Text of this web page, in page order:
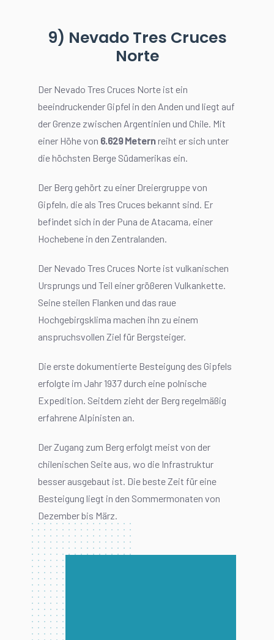
9) Nevado Tres Cruces
Norte
Der Nevado Tres Cruces Norte ist ein
beeindruckender Gipfel in den Anden und liegt auf
der Grenze zwischen Argentinien und Chile. Mit
einer Höhe von 6.629 Meternreiht er sich unter
die höchsten Berge Südamerikas ein.
Der Berg gehört zu einer Dreiergruppe von
Gipfeln, die als Tres Cruces bekannt sind. Er
befindet sich in der Puna de Atacama, einer
Hochebene in den Zentralanden.
Der Nevado Tres Cruces Norte ist vulkanischen
Ursprungs und Teil einer größeren Vulkankette.
Seine steilen Flanken und das raue
Hochgebirgsklima machen ihn zu einem
anspruchsvollen Ziel für Bergsteiger.
Die erste dokumentierte Besteigung des Gipfels
erfolgte im Jahr 1937 durch eine polnische
Expedition. Seitdem zieht der Berg regelmäßig
erfahrene Alpinisten an.
Der Zugang zum Berg erfolgt meist von der
chilenischen Seite aus, wo die Infrastruktur
besser ausgebaut ist. Die beste Zeit für eine
Besteigung liegt in den Sommermonaten von
Dezember bis März.